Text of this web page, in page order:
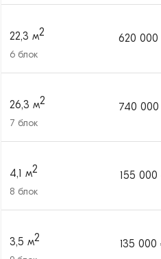
22,3 м2
6 блок
620 000
26,3 м2
7 блок
740 000
4,1 м2
8 блок
155 000
3,5 м2 135 000